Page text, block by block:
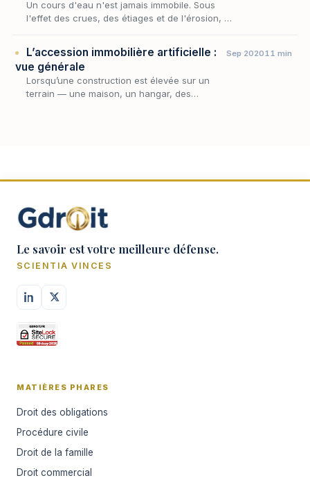
Un cours d'eau n'est jamais immobile. Sous
l'effet des crues, des étiages et de l'érosion, il
L’accession immobilière artificielle :
vue générale
Lorsqu’une construction est élevée sur un
terrain — une maison, un hangar, des
Sep 202011 min
Le savoir est votre meilleure défense.
SCIENTIA VINCES
MATIÈRES PHARES
Droit des obligations
Procédure civile
Droit de la famille
Droit commercial